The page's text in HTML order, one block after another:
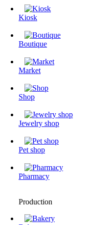
Kiosk
Boutique
Market
Shop
Jewelry shop
Pet shop
Pharmacy
Production